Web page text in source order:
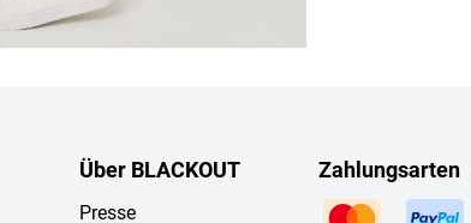
Über BLACKOUT
Presse
Zahlungsarten